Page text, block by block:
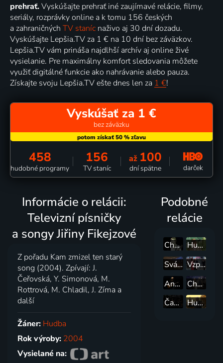
prehrať.Vyskúšajte prehrať iné zaujímavé relácie, filmy,
seriály, rozprávky online a k tomu 156 českých
a zahraničných TV staníc naživo aj 30 dní dozadu.
Vyskúšajte Lepšia.TV za 1 € na 10 dní bez záväzkov.
Lepšia.TV vám prináša najdlhší archív aj online živé
vysielanie. Pre maximálny komfort sledovania môžete
využiť digitálné funkcie ako nahrávanie alebo pauza.
Získajte svoju Lepšia.TV ešte dnes len za 1 €!
Vyskúšať za 1 €
bez záväzku
458
hudobné programy
156
TV staníc
až 100
dní spätne darček
Informácie o relácii:
Televizní písničky
a songy Jiřiny Fikejzové
Z pořadu Kam zmizel ten starý
song (2004). Zpívají: J.
Čeřovská, Y. Simonová, M.
Rottrová, M. Chladil, J. Zíma a
další
Žáner: Hudba
Rok výroby: 2004
Vysielané na:
Podobné
relácie
Charlie Straight
Hudební toulky s Ladislavem Smoljakem
Svátky písní Olomouc 2007
Vzpomínky a naděje
Aneta Langerová ve Škoda Muzeu
Chvíle pro písničku
Čas je mý Kuře v hodinkách
Hudební toulky se Zdeňkem Mahlerem